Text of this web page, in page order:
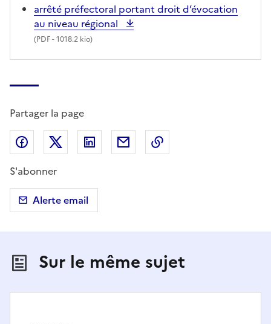
arrêté préfectoral portant droit d’évocation
au niveau régional
(PDF- 1018.2 kio)
Partager la page
Partager sur Facebook
Partager sur X (anciennement Twitter)
Partager sur LinkedIn
Partager par email
S'abonner
Alerte email
Sur le même sujet